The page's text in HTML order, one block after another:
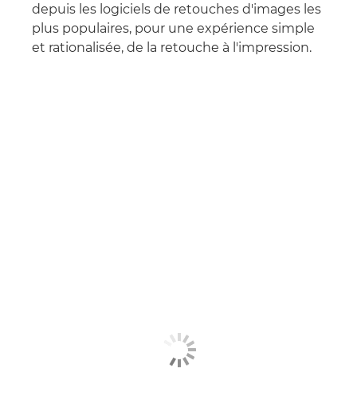
depuis les logiciels de retouches d'images les
plus populaires, pour une expérience simple
et rationalisée, de la retouche à l'impression.